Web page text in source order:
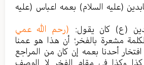
(عليه السلام) بعمه اعباس (عليه
(ع) كان يقول:
(رحم الله عمي
مشعرة بالفخر؛ أن هذا هو عمنا
أحدنا بعمه إن كان من المراجع
وكذا في مقام الفخر لا الوصف